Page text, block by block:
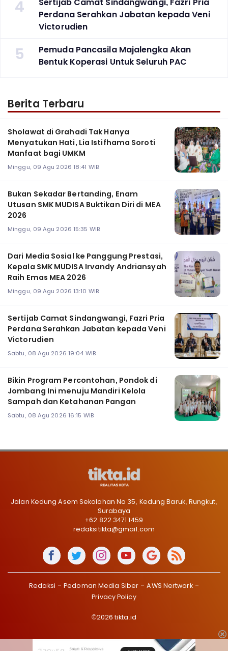
4
Sertijab Camat Sindangwangi, Fazri Pria
Perdana Serahkan Jabatan kepada Veni
Victorudien
5
Pemuda Pancasila Majalengka Akan
Bentuk Koperasi Untuk Seluruh PAC
Berita Terbaru
Sholawat di Grahadi Tak Hanya
Menyatukan Hati, Lia Istifhama Soroti
Manfaat bagi UMKM
Minggu, 09 Agu 2026 18:41 WIB
Bukan Sekadar Bertanding, Enam
Utusan SMK MUDISA Buktikan Diri di MEA
2026
Minggu, 09 Agu 2026 15:35 WIB
Dari Media Sosial ke Panggung Prestasi,
Kepala SMK MUDISA Irvandy Andriansyah
Raih Emas MEA 2026
Minggu, 09 Agu 2026 13:10 WIB
Sertijab Camat Sindangwangi, Fazri Pria
Perdana Serahkan Jabatan kepada Veni
Victorudien
Sabtu, 08 Agu 2026 19:04 WIB
Bikin Program Percontohan, Pondok di
Jombang Ini menuju Mandiri Kelola
Sampah dan Ketahanan Pangan
Sabtu, 08 Agu 2026 16:15 WIB
Jalan Kedung Asem Sekolahan No 35, Kedung Baruk, Rungkut,
Surabaya
+62 822 3471 1459
redaksitikta@gmail.com
Redaksi Pedoman Media Siber
AWS Nertwork
Privacy Policy
©2026 tikta.id